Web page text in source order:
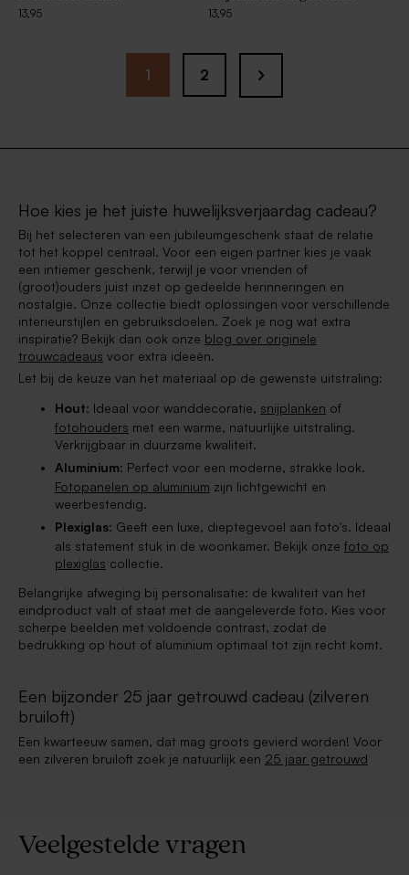
13,95 13,95
1 2
Hoe kies je het juiste huwelijksverjaardag cadeau?
Bij het selecteren van een jubileumgeschenk staat de relatie
tot het koppel centraal. Voor een eigen partner kies je vaak
een intiemer geschenk, terwijl je voor vrienden of
(groot)ouders juist inzet op gedeelde herinneringen en
nostalgie. Onze collectie biedt oplossingen voor verschillende
interieurstijlen en gebruiksdoelen. Zoek je nog wat extra
inspiratie? Bekijk dan ook onze blog over originele
trouwcadeaus voor extra ideeën.
Let bij de keuze van het materiaal op de gewenste uitstraling:
Hout: Ideaal voor wanddecoratie, snijplanken of
fotohouders met een warme, natuurlijke uitstraling.
Verkrijgbaar in duurzame kwaliteit.
Aluminium: Perfect voor een moderne, strakke look.
Fotopanelen op aluminium zijn lichtgewicht en
weerbestendig.
Plexiglas: Geeft een luxe, dieptegevoel aan foto's. Ideaal
als statement stuk in de woonkamer. Bekijk onze foto op
plexiglas collectie.
Belangrijke afweging bij personalisatie: de kwaliteit van het
eindproduct valt of staat met de aangeleverde foto. Kies voor
scherpe beelden met voldoende contrast, zodat de
bedrukking op hout of aluminium optimaal tot zijn recht komt.
Een bijzonder 25 jaar getrouwd cadeau (zilveren
bruiloft)
Een kwarteeuw samen, dat mag groots gevierd worden! Voor
een zilveren bruiloft zoek je natuurlijk een 25 jaar getrouwd
Veelgestelde vragen